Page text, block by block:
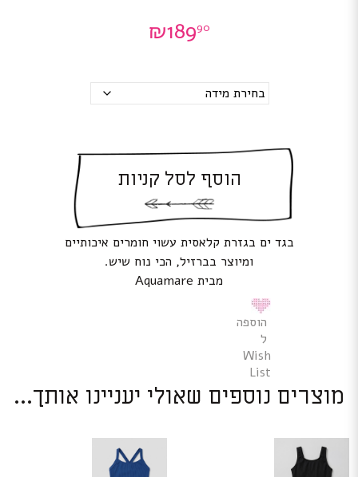
₪18990
מידות
הוסף לסל קניות
בגד ים בגזרת קלאסית עשוי חומרים איכותיים
ומיוצר בברזיל, הכי נוח שיש.
מבית Aquamare
הוספה
ל
Wish
List
מוצרים נוספים שאולי יעניינו אותך...